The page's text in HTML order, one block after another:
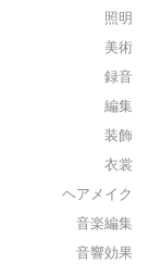
照明
美術
録音
編集
装飾
衣裳
ヘアメイク
音楽編集
音響効果